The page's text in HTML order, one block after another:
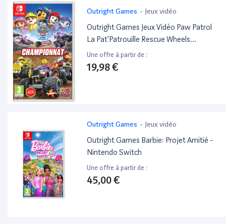
Outright Games - Jeux vidéo
Outright Games Jeux Vidéo Paw Patrol
La Pat'Patrouille Rescue Wheels
Championnat Switch
Une offre à partir de :
19,98 €
Outright Games - Jeux vidéo
Outright Games Barbie: Projet Amitié -
Nintendo Switch
Une offre à partir de :
45,00 €